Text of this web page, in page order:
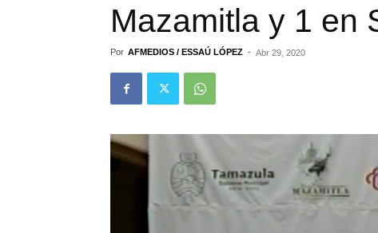
Mazamitla y 1 en
Por AFMEDIOS / ESSAÚ LÓPEZ - Abr 29, 2020